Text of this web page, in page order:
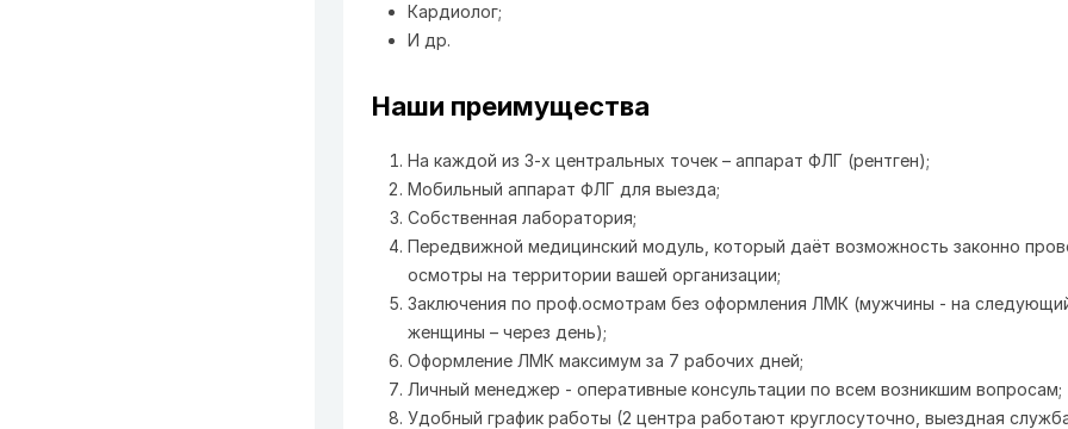
Кардиолог;
И др.
Наши преимущества
На каждой из 3-х центральных точек – аппарат ФЛГ (рентген);
Мобильный аппарат ФЛГ для выезда;
Собственная лаборатория;
Передвижной медицинский модуль, который даёт возможность законно
осмотры на территории вашей организации;
Заключения по проф.осмотрам без оформления ЛМК (мужчины - на
женщины – через день);
Оформление ЛМК максимум за 7 рабочих дней;
Личный менеджер - оперативные консультации по всем возникшим вопросам;
Удобный график работы (2 центра работают круглосуточно, выездная